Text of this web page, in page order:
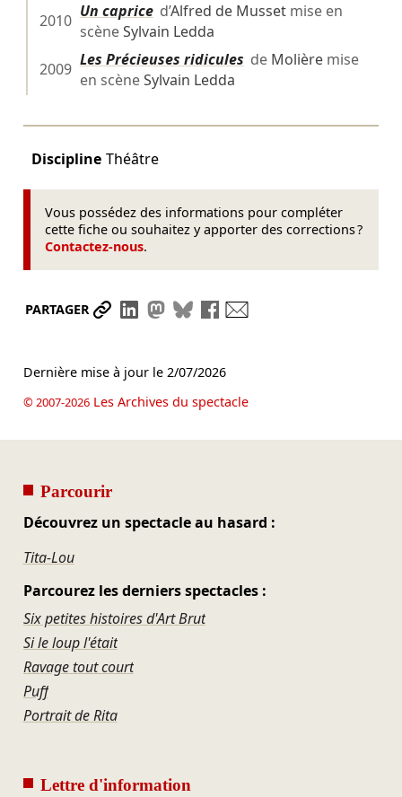
2010 Un capriced’Alfred de Mussetmise en
scèneSylvain Ledda
2009 Les Précieuses ridicules de Molièremise
en scèneSylvain Ledda
Discipline Théâtre
Vous possédez des informations pour compléter
cette fiche ou souhaitez y apporter des corrections ?
Contactez-nous.
PARTAGER Partager le lien
Partager sur LinkedIn
Partager sur Mastodon
Partager sur Bluesky
Partager sur Facebook
Dernière mise à jour le 2/07/2026
© 2007-2026Les Archives du spectacle
Parcourir
Découvrez un spectacle au hasard :
Tita-Lou
Parcourez les derniers spectacles :
Six petites histoires d'Art Brut
Si le loup l'était
Ravage tout court
Puff
Portrait de Rita
Lettre d'information